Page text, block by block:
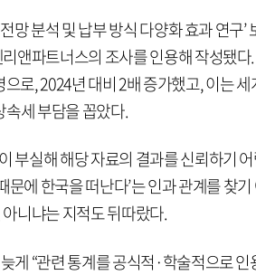
망 분석 및 납부 방식 다양화 효과 연구’
앤파트너스의 조사를 인용해 작성됐
로, 2024년 대비 2배 증가했고, 이는
속세 부담을 꼽았다.
부실해 해당 자료의 결과를 신뢰하기
문에 한국을 떠난다’는 인과 관계를 찾
니냐는 지적도 뒤따랐다.
게 “관련 통계를 공식적·학술적으로